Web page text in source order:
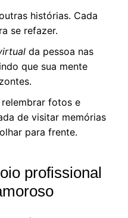
histórias. Cada
se refazer.
da pessoa nas
que sua mente
fotos e
de visitar memórias
para frente.
profissional